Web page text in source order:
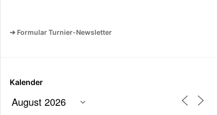
➔ Formular Turnier-Newsletter
Kalender